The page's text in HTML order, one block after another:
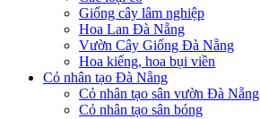
Giống cây lâm nghiệp
Hoa Lan Đà Nẵng
Vườn Cây Giống Đà Nẵng
Hoa kiểng, hoa bụi viền
Cỏ nhân tạo Đà Nẵng
Cỏ nhân tạo sân vườn Đà Nẵng
Cỏ nhân tạo sân bóng